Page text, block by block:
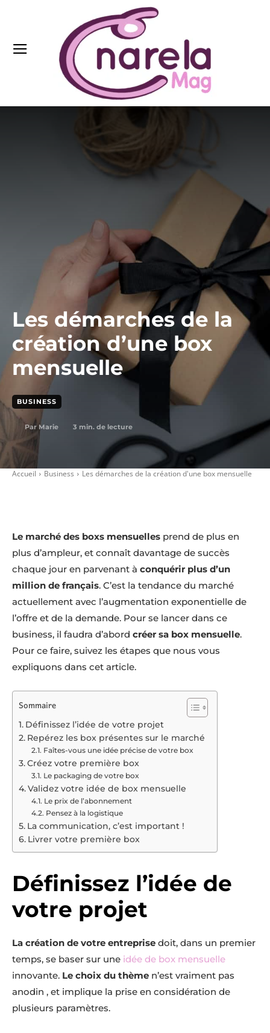
Les démarches de la
création d’une box
mensuelle
BUSINESS
Par Marie 3 min. de lecture
Accueil Business Les démarches de la création d'une box mensuelle
Le marché des boxs mensuelles prend de plus en
plus d’ampleur, et connaît davantage de succès
chaque jour en parvenant à conquérir plus d’un
million de français. C’est la tendance du marché
actuellement avec l’augmentation exponentielle de
l’offre et de la demande. Pour se lancer dans ce
business, il faudra d’abord créer sa box mensuelle.
Pour ce faire, suivez les étapes que nous vous
expliquons dans cet article.
Sommaire
Définissez l’idée de votre projet
Repérez les box présentes sur le marché
Faîtes-vous une idée précise de votre box
Créez votre première box
Le packaging de votre box
Validez votre idée de box mensuelle
Le prix de l’abonnement
Pensez à la logistique
La communication, c’est important !
Livrer votre première box
Définissez l’idée de
votre projet
La création de votre entreprise doit, dans un premier
temps, se baser sur une idée de box mensuelle
innovante. Le choix du thème n’est vraiment pas
anodin , et implique la prise en considération de
plusieurs paramètres.